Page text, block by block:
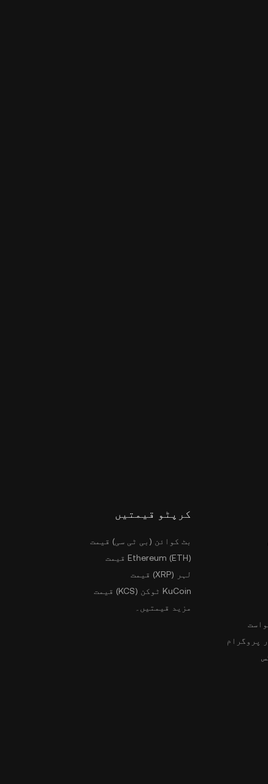
کرپٹو قیمتیں
بٹ کوائن (بی ٹی سی) قیمت
Ethereum (ETH) قیمت
لہر (XRP) قیمت
KuCoin ٹوکن (KCS) قیمت
مزید قیمتیں۔